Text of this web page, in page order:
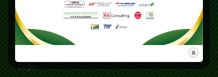
Jakarta Selatan 12410
sekretariat@ikpi.or.id
Quick Links
Login